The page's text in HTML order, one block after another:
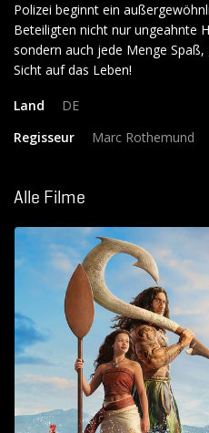
Polizei beginnt ein
Beteiligten nicht nur ungeahnte
sondern auch jede Menge
Land
DE
Regisseur
Marc Rothemund
Alle Filme